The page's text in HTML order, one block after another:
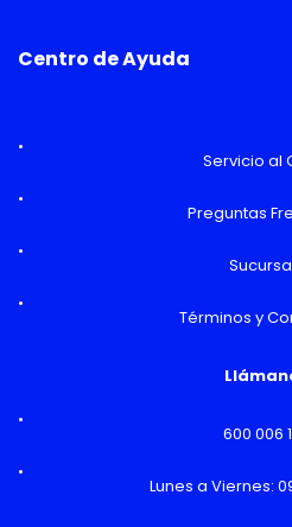
Centro de Ayuda
Servicio al
Preguntas
Términos y
600 006
Lunes a Viernes: